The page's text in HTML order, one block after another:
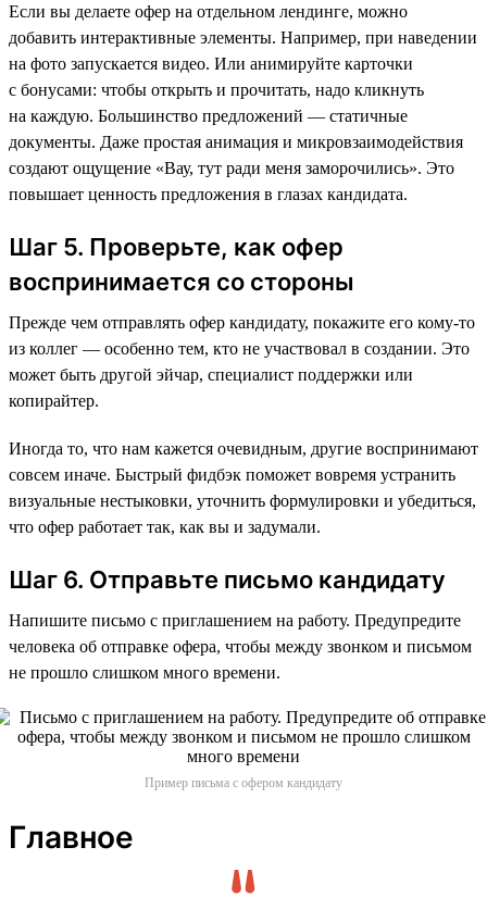
Если вы делаете офер на отдельном лендинге, можно
добавить интерактивные элементы. Например, при наведении
на фото запускается видео. Или анимируйте карточки
с бонусами: чтобы открыть и прочитать, надо кликнуть
на каждую. Большинство предложений — статичные
документы. Даже простая анимация и микровзаимодействия
создают ощущение «Вау, тут ради меня заморочились». Это
повышает ценность предложения в глазах кандидата.
Шаг 5. Проверьте, как офер
воспринимается со стороны
Прежде чем отправлять офер кандидату, покажите его кому-то
из коллег — особенно тем, кто не участвовал в создании. Это
может быть другой эйчар, специалист поддержки или
копирайтер.
Иногда то, что нам кажется очевидным, другие воспринимают
совсем иначе. Быстрый фидбэк поможет вовремя устранить
визуальные нестыковки, уточнить формулировки и убедиться,
что офер работает так, как вы и задумали.
Шаг 6. Отправьте письмо кандидату
Напишите письмо с приглашением на работу. Предупредите
человека об отправке офера, чтобы между звонком и письмом
не прошло слишком много времени.
Пример письма с офером кандидату
Главное